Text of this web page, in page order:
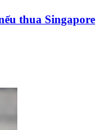
thua Singapore